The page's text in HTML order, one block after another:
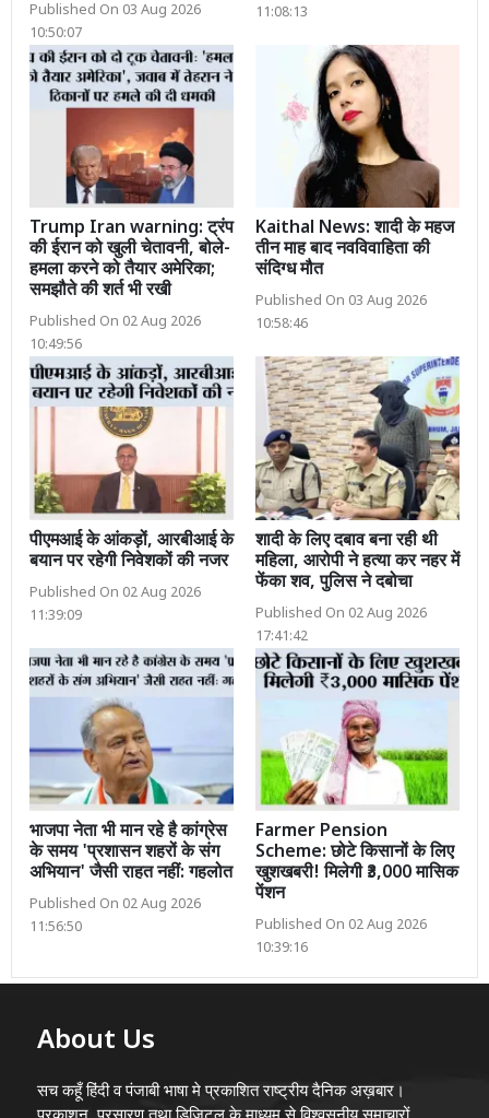
Published On 03 Aug 2026
10:50:07
11:08:13
Trump Iran warning: ट्रंप
की ईरान को खुली चेतावनी, बोले-
हमला करने को तैयार अमेरिका;
समझौते की शर्त भी रखी
Published On 02 Aug 2026
10:49:56
Kaithal News: शादी के महज
तीन माह बाद नवविवाहिता की
संदिग्ध मौत
Published On 03 Aug 2026
10:58:46
पीएमआई के आंकड़ों, आरबीआई के
बयान पर रहेगी निवेशकों की नजर
Published On 02 Aug 2026
11:39:09
शादी के लिए दबाव बना रही थी
महिला, आरोपी ने हत्या कर नहर में
फेंका शव, पुलिस ने दबोचा
Published On 02 Aug 2026
17:41:42
भाजपा नेता भी मान रहे है कांग्रेस
के समय 'प्रशासन शहरों के संग
अभियान' जैसी राहत नहीं: गहलोत
Published On 02 Aug 2026
11:56:50
Farmer Pension
Scheme: छोटे किसानों के लिए
खुशखबरी! मिलेगी ₹3,000 मासिक
पेंशन
Published On 02 Aug 2026
10:39:16
About Us
सच कहूँ हिंदी व पंजाबी भाषा मे प्रकाशित राष्ट्रीय दैनिक अख़बार।